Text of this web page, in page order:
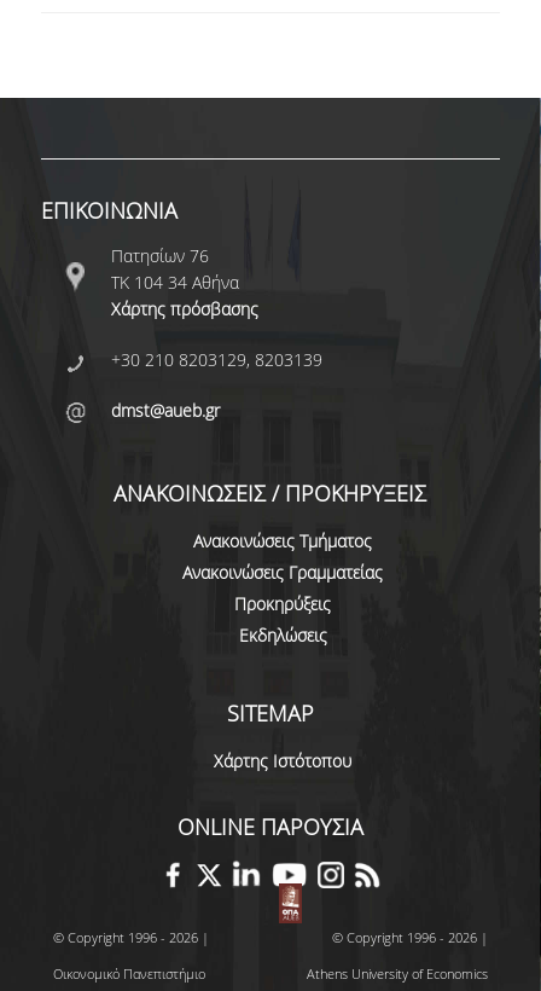
ΜΑΘΗΜΑΤΑ ΕΛΕΥΘΕΡΗΣ ΕΠΙΛΟΓΗΣ ΑΠΟ
ΑΛΛΑ ΤΜΗΜΑΤΑ
ΒΡΑΒΕΙΑ ΕΡΓΑΣΙΩΝ
ΠΡΑΚΤΙΚΗ ΑΣΚΗΣΗ ΚΑΙ ΠΤΥΧΙΑΚΗ ΕΡΓΑΣΙΑ
ΔΙΔΑΣΚΑΛΙΑ ΚΑΙ ΕΞΕΤΑΣΕΙΣ
ΔΙΑΧΕΙΡΙΣΗ ΠΑΡΑΠΟΝΩΝ ΦΟΙΤΗΤΩΝ
ΜΕΤΑΠΤΥΧΙΑΚΕΣ ΣΠΟΥΔΕΣ
ΠΡΟΓΡΑΜΜΑΤΑ ΜΕΤΑΠΤΥΧΙΑΚΩΝ ΣΠΟΥΔΩΝ
ΔΙΔΑΚΤΟΡΙΚΟ ΠΡΟΓΡΑΜΜΑ
ΔΙΔΑΚΤΟΡΕΣ ΤΟΥ ΤΜΗΜΑΤΟΣ
ΥΠΟΨΗΦΙΟΙ ΔΙΔΑΚΤΟΡΕΣ
ΕΡΕΥΝΗΤΙΚΑ ΣΕΜΙΝΑΡΙΑ
ΕΠΙΚΟΙΝΩΝΙΑ
Πατησίων 76
ΤΚ 104 34 Αθήνα
Χάρτης πρόσβασης
+30 210 8203129, 8203139
dmst@aueb.gr
ΑΝΑΚΟΙΝΩΣΕΙΣ / ΠΡΟΚΗΡΥΞΕΙΣ
Ανακοινώσεις Τμήματος
Ανακοινώσεις Γραμματείας
Προκηρύξεις
Εκδηλώσεις
SITEMAP
Χάρτης Ιστότοπου
ONLINE ΠΑΡΟΥΣΙΑ
© Copyright 1996 - 2026 |
Οικονομικό Πανεπιστήμιο
© Copyright 1996 - 2026 |
Athens University of Economics